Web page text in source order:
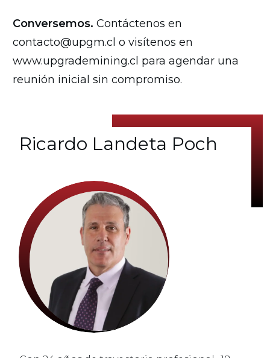
Conversemos. Contáctenos en
contacto@upgm.cl o visítenos en
www.upgrademining.cl para agendar una
reunión inicial sin compromiso.
Ricardo Landeta Poch